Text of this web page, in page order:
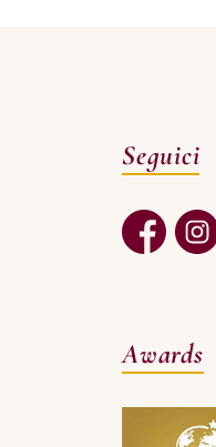
Seguici
Awards